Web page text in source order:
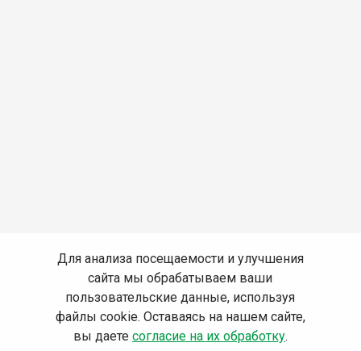
Для анализа посещаемости и улучшения
сайта мы обрабатываем ваши
пользовательские данные, используя
файлы cookie. Оставаясь на нашем сайте,
вы даете согласие на их обработку.